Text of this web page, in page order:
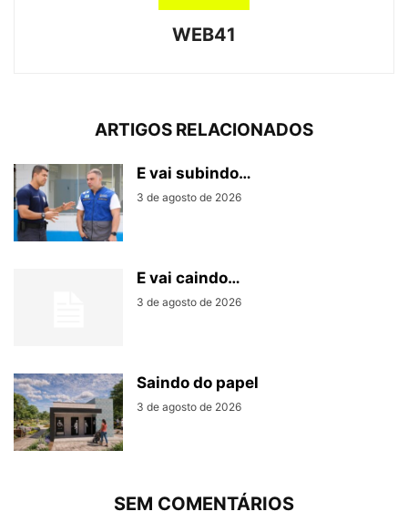
WEB41
ARTIGOS RELACIONADOS
E vai subindo…
3 de agosto de 2026
E vai caindo…
3 de agosto de 2026
Saindo do papel
3 de agosto de 2026
SEM COMENTÁRIOS